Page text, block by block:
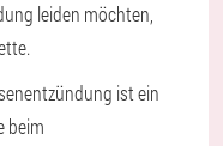
leiden möchten,
ist ein
beim